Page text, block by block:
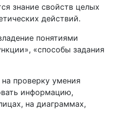
знание свойств целых
действий.
понятиями
«способы задания
на проверку умения
информацию,
на диаграммах,